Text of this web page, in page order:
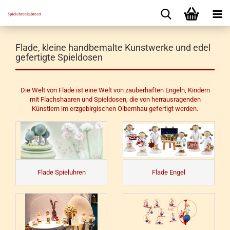
Flade, kleine handbemalte Kunstwerke und edel
gefertigte Spieldosen
Die Welt von Flade ist eine Welt von zauberhaften Engeln, Kindern
mit Flachshaaren und Spieldosen, die von herrausragenden
Künstlern im erzgebirgischen Olbernhau gefertigt werden.
Flade Spieluhren Flade Engel